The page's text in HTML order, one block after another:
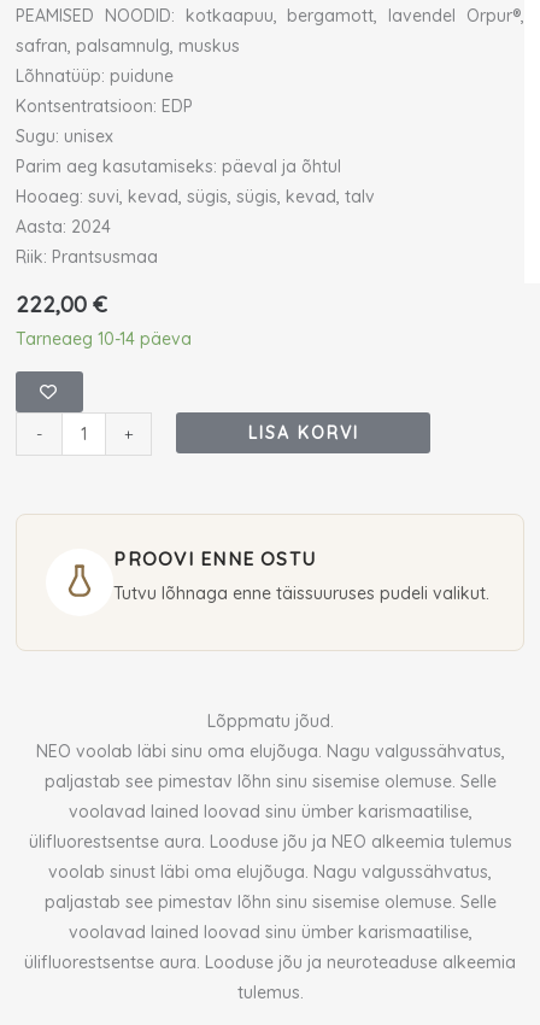
PEAMISED NOODID: kotkaapuu, bergamott, lavendel Orpur®,
safran, palsamnulg, muskus
Lõhnatüüp: puidune
Kontsentratsioon: EDP
Sugu: unisex
Parim aeg kasutamiseks: päeval ja õhtul
Hooaeg: suvi, kevad, sügis, sügis, kevad, talv
Aasta: 2024
Riik: Prantsusmaa
222,00€
Tarneaeg 10-14 päeva
-
Initio
Oud
Greatness
Neo
De
+ LISA KORVI
PROOVI ENNE OSTU
Tutvu lõhnaga enne täissuuruses pudeli valikut.
Lõppmatu jõud.
NEO voolab läbi sinu oma elujõuga. Nagu valgussähvatus,
paljastab see pimestav lõhn sinu sisemise olemuse. Selle
voolavad lained loovad sinu ümber karismaatilise,
ülifluorestsentse aura. Looduse jõu ja NEO alkeemia tulemus
voolab sinust läbi oma elujõuga. Nagu valgussähvatus,
paljastab see pimestav lõhn sinu sisemise olemuse. Selle
voolavad lained loovad sinu ümber karismaatilise,
ülifluorestsentse aura. Looduse jõu ja neuroteaduse alkeemia
tulemus.